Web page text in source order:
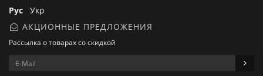
Рус Укр
АКЦИОННЫЕ ПРЕДЛОЖЕНИЯ
Рассылка о товарах со скидкой